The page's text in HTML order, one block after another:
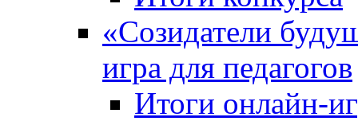
«Cозидатели
игра для педагогов
Итоги онлайн-